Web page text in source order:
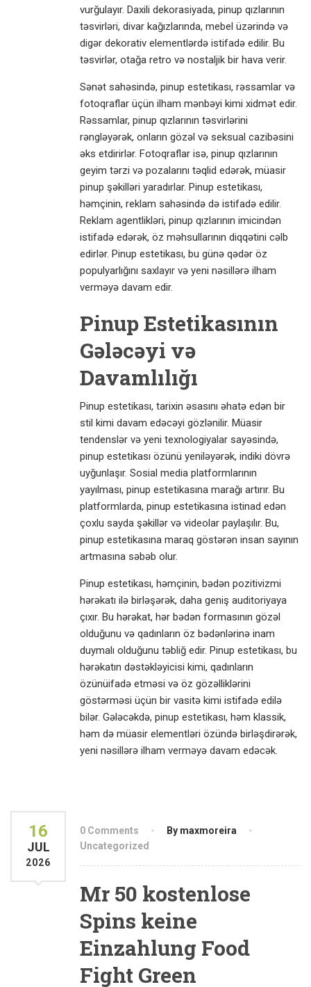
vurğulayır. Daxili dekorasiyada, pinup qızlarının
təsvirləri, divar kağızlarında, mebel üzərində və
digər dekorativ elementlərdə istifadə edilir. Bu
təsvirlər, otağa retro və nostaljik bir hava verir.
Sənət sahəsində, pinup estetikası, rəssamlar və
fotoqraflar üçün ilham mənbəyi kimi xidmət edir.
Rəssamlar, pinup qızlarının təsvirlərini
rəngləyərək, onların gözəl və seksual cazibəsini
əks etdirirlər. Fotoqraflar isə, pinup qızlarının
geyim tərzi və pozalarını təqlid edərək, müasir
pinup şəkilləri yaradırlar. Pinup estetikası,
həmçinin, reklam sahəsində də istifadə edilir.
Reklam agentlikləri, pinup qızlarının imicindən
istifadə edərək, öz məhsullarının diqqətini cəlb
edirlər. Pinup estetikası, bu günə qədər öz
populyarlığını saxlayır və yeni nəsillərə ilham
verməyə davam edir.
Pinup Estetikasının
Gələcəyi və
Davamlılığı
Pinup estetikası, tarixin əsasını əhatə edən bir
stil kimi davam edəcəyi gözlənilir. Müasir
tendenslər və yeni texnologiyalar sayəsində,
pinup estetikası özünü yeniləyərək, indiki dövrə
uyğunlaşır. Sosial media platformlarının
yayılması, pinup estetikasına marağı artırır. Bu
platformlarda, pinup estetikasına istinad edən
çoxlu sayda şəkillər və videolar paylaşılır. Bu,
pinup estetikasına maraq göstərən insan sayının
artmasına səbəb olur.
Pinup estetikası, həmçinin, bədən pozitivizmi
hərəkatı ilə birləşərək, daha geniş auditoriyaya
çıxır. Bu hərəkat, hər bədən formasının gözəl
olduğunu və qadınların öz bədənlərinə inam
duymalı olduğunu təbliğ edir. Pinup estetikası, bu
hərəkatın dəstəkləyicisi kimi, qadınların
özünüifadə etməsi və öz gözəlliklərini
göstərməsi üçün bir vasitə kimi istifadə edilə
bilər. Gələcəkdə, pinup estetikası, həm klassik,
həm də müasir elementləri özündə birləşdirərək,
yeni nəsillərə ilham verməyə davam edəcək.
16
JUL
2026
0 Comments
By maxmoreira
Uncategorized
Mr 50 kostenlose
Spins keine
Einzahlung Food
Fight Green